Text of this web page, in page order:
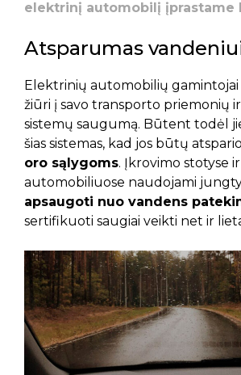
elektrinį automobilį įprastame
Atsparumas
Elektrinių automobilių gamintojai
žiūri į savo transporto priemonių
sistemų saugumą. Būtent todėl
šias sistemas, kad jos būtų
oro sąlygoms. Įkrovimo stotyse
automobiliuose naudojami
apsaugoti nuo vandens
sertifikuoti saugiai veikti net ir